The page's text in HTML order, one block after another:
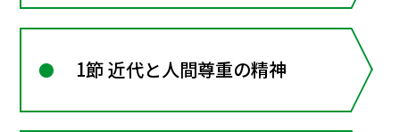
1節 近代と人間尊重の精神